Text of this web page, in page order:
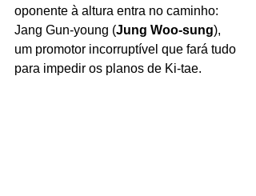
oponente à altura entra no caminho:
Jang Gun-young (Jung Woo-sung),
um promotor incorruptível que fará tudo
para impedir os planos de Ki-tae.